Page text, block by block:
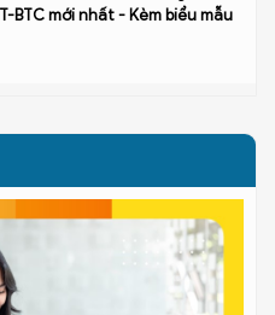
BTC mới nhất - Kèm biểu mẫu